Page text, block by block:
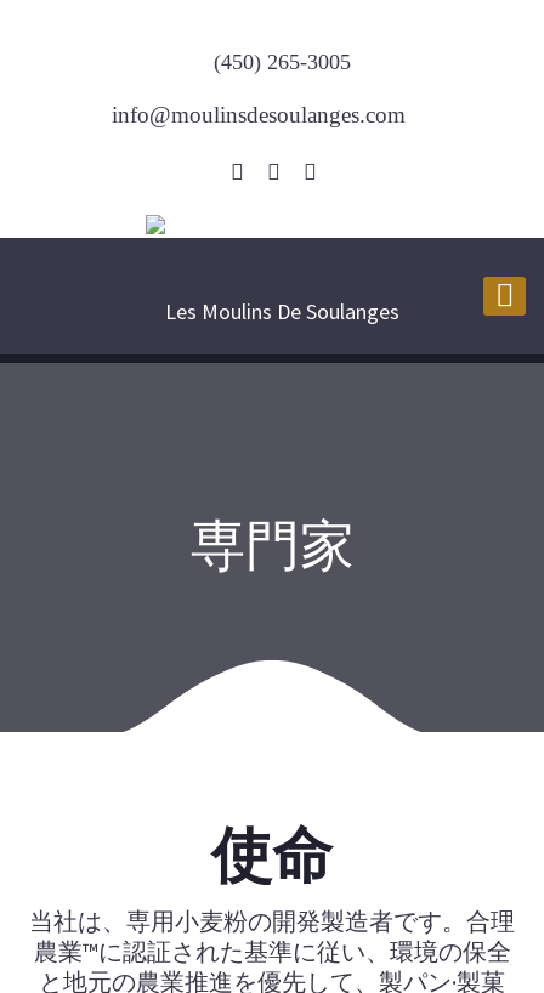
(450) 265-3005
info@moulinsdesoulanges.com
専門家
使命
当社は、専用小麦粉の開発製造者です。合理
農業™に認証された基準に従い、環境の保全
と地元の農業推進を優先して、製パン·製菓